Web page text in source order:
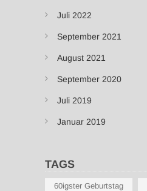
Juli 2022
September 2021
August 2021
September 2020
Juli 2019
Januar 2019
TAGS
60igster Geburtstag